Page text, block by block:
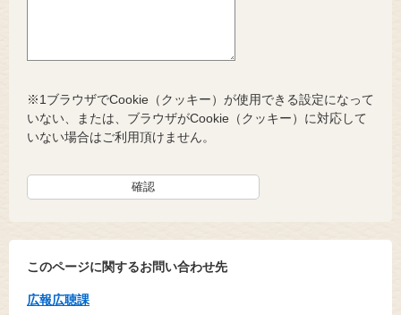
※1ブラウザでCookie（クッキー）が使用できる設定になって
いない、または、ブラウザがCookie（クッキー）に対応して
いない場合はご利用頂けません。
このページに関するお問い合わせ先
広報広聴課